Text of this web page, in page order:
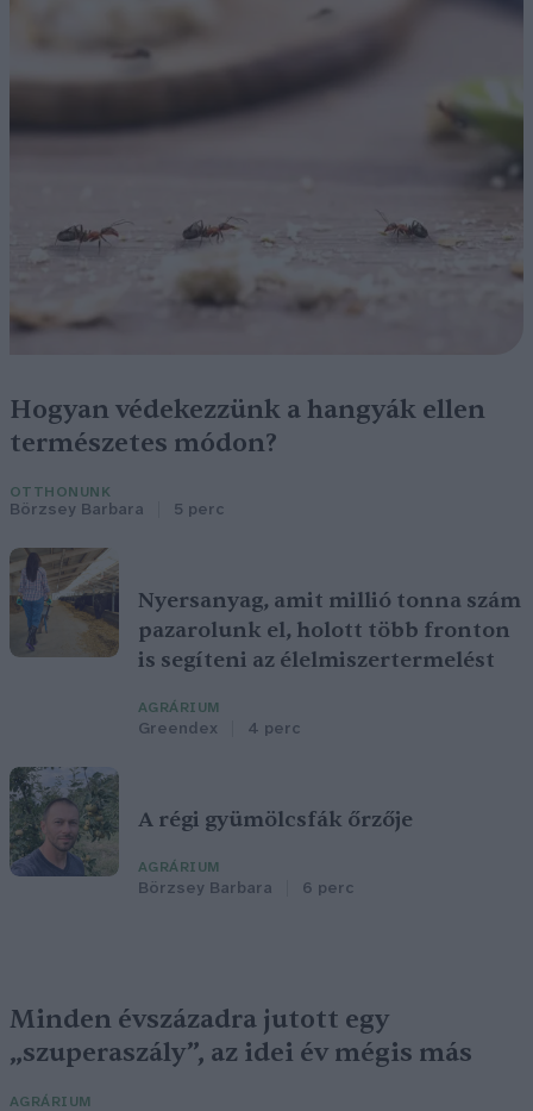
Hogyan védekezzünk a hangyák ellen
természetes módon?
OTTHONUNK
Börzsey Barbara 5 perc
Nyersanyag, amit millió tonna szám
pazarolunk el, holott több fronton
is segíteni az élelmiszertermelést
AGRÁRIUM
Greendex 4 perc
A régi gyümölcsfák őrzője
AGRÁRIUM
Börzsey Barbara 6 perc
Minden évszázadra jutott egy
„szuperaszály”, az idei év mégis más
AGRÁRIUM